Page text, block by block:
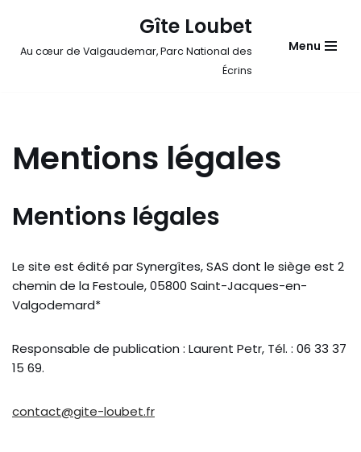
Gîte Loubet
Au cœur de Valgaudemar, Parc National des
Écrins
Menu
Mentions légales
Mentions légales
Le site est édité par Synergîtes, SAS dont le siège est 2
chemin de la Festoule, 05800 Saint-Jacques-en-
Valgodemard*
Responsable de publication : Laurent Petr, Tél. : 06 33 37
15 69.
contact@gite-loubet.fr